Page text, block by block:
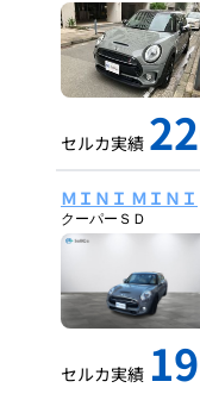
セルカ実績
ＭＩＮＩ ＭＩＮＩ
クーパーＳＤ
セルカ実績